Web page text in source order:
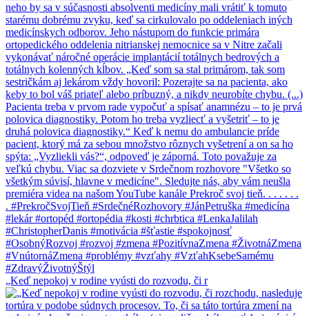
„Keď nepokoj v rodine vyústi do rozvodu, či r